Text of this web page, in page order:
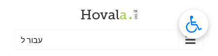
עבור ל